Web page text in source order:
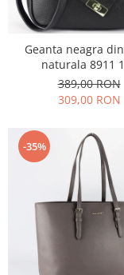
Geanta neagra
naturala 8911
389,00 RON
309,00 RON
-35%